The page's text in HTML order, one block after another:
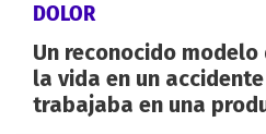
DOLOR
Un reconocido
la vida en un
trabajaba en una